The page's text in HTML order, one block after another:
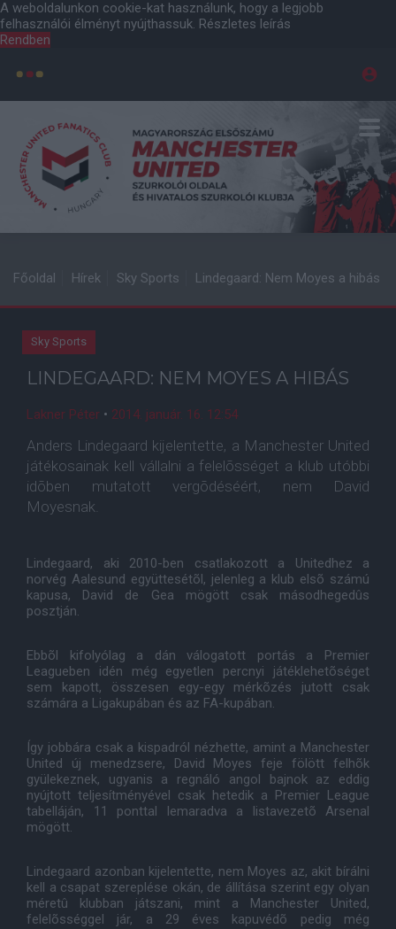
A weboldalunkon cookie-kat használunk, hogy a legjobb
felhasználói élményt nyújthassuk. Részletes leírás
Rendben
Főoldal Hírek Sky Sports Lindegaard: Nem Moyes a hibás
Sky Sports
LINDEGAARD: NEM MOYES A HIBÁS
Lakner Péter • 2014. január. 16. 12:54
Anders Lindegaard kijelentette, a Manchester United
játékosainak kell vállalni a felelõsséget a klub utóbbi
idõben mutatott vergõdéséért, nem David
Moyesnak.
Lindegaard, aki 2010-ben csatlakozott a Unitedhez a
norvég Aalesund együttesétõl, jelenleg a klub elsõ számú
kapusa, David de Gea mögött csak másodhegedûs
posztján.
Ebbõl kifolyólag a dán válogatott portás a Premier
Leagueben idén még egyetlen percnyi játéklehetõséget
sem kapott, összesen egy-egy mérkõzés jutott csak
számára a Ligakupában és az FA-kupában.
Így jobbára csak a kispadról nézhette, amint a Manchester
United új menedzsere, David Moyes feje fölött felhõk
gyülekeznek, ugyanis a regnáló angol bajnok az eddig
nyújtott teljesítményével csak hetedik a Premier League
tabelláján, 11 ponttal lemaradva a listavezetõ Arsenal
mögött.
Lindegaard azonban kijelentette, nem Moyes az, akit bírálni
kell a csapat szereplése okán, de állítása szerint egy olyan
méretû klubban játszani, mint a Manchester United,
felelõsséggel jár, a 29 éves kapuvédõ pedig még